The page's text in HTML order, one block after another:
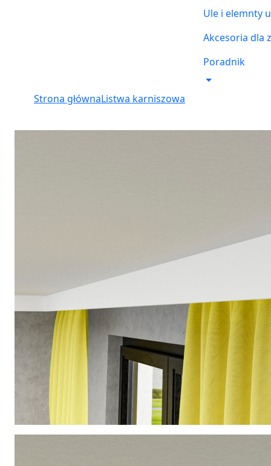
Ule i elemnty
Akcesoria dla
Poradnik
Strona głównaListwa karniszowa